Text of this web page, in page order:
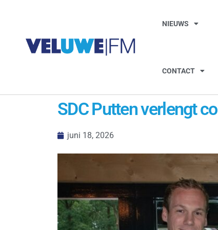
NIEUWS
CONTACT
SDC Putten verlengt
juni 18, 2026